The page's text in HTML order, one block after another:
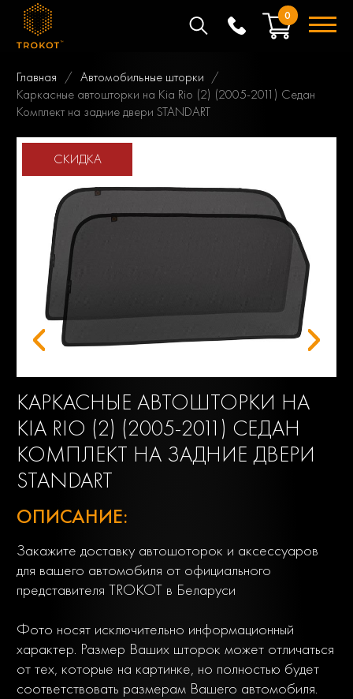
0
Главная
Автомобильные шторки
Каркасные автошторки на Kia Rio (2) (2005-2011) Седан
Комплект на задние двери STANDART
КАРКАСНЫЕ АВТОШТОРКИ НА
KIA RIO (2) (2005-2011) СЕДАН
КОМПЛЕКТ НА ЗАДНИЕ ДВЕРИ
STANDART
СКИДКА
ОПИСАНИЕ:
Закажите доставку автошоторок и аксессуаров
для вашего автомобиля от официального
представителя TROKOT в Беларуси
Фото носят исключительно информационный
характер. Размер Ваших шторок может отличаться
от тех, которые на картинке, но полностью будет
соответствовать размерам Вашего автомобиля.